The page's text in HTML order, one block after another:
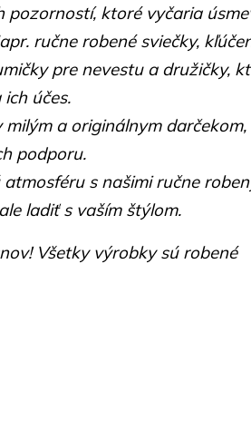
ktoré vyčaria
ručne robené sviečky,
pre nevestu a družičky,
účes.
a originálnym
podporu.
s našimi ručne
ladiť s vaším štýlom.
Všetky výrobky sú robené